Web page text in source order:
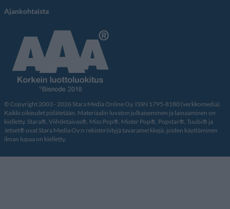
Ajankohtaista
© Copyright 2003 - 2026 Stara Media Online Oy. ISSN 1795-8180 (verkkomedia).
Kaikki oikeudet pidätetään. Materiaalin luvaton julkaiseminen ja lainaaminen on
kielletty. Stara®, Viihdetaivas®, Miss Pop®, Mister Pop®, Popstar®, Tuubi® ja
Jetset® ovat Stara Media Oy:n rekisteröityjä tavaramerkkejä, joiden käyttäminen
ilman lupaa on kielletty.